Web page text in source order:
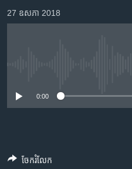
តែ​
ម្តង
រចនា
ចូល​
កម្ពុជាច្នៃប្រតិដ្ឋ
កម្មវិធីទាំងអស់
បណ្តាញ​សង្គម
27 ឧសភា 2018
0:00
ចែករំលែក